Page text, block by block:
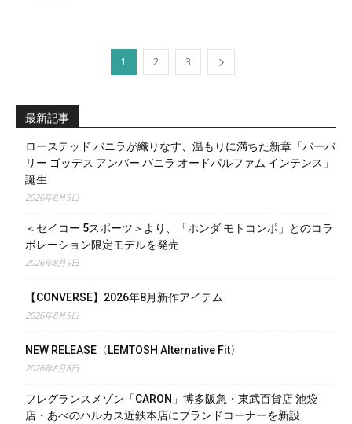
1 2 3
最新記事
ローステッド バニラが織りなす、温もりに満ちた新章「バーバ
リー ゴッデス アンバー バニラ オードパルファム インテンス」
誕生
2026年8月9日
＜セイコー 5スポーツ＞より、「ホンダ モトコンポ」とのコラ
ボレーション限定モデルを発売
2026年8月9日
【CONVERSE】2026年8月新作アイテム
2026年8月9日
NEW RELEASE〈LEMTOSH Alternative Fit〉
2026年8月8日
フレグランスメゾン「CARON」博多阪急・東武百貨店 池袋
店・あべのハルカス近鉄本店にブランドコーナーを新設